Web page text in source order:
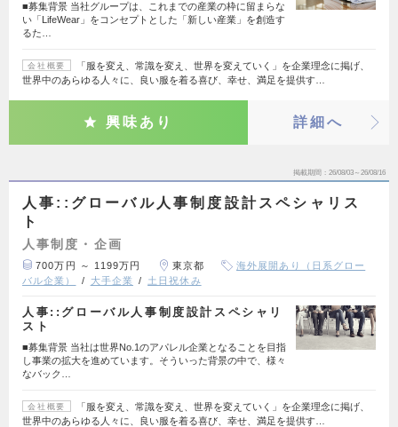
■募集背景 当社グループは、これまでの産業の枠に留まらな
い「LifeWear」をコンセプトとした「新しい産業」を創造す
るた…
会社概要
「服を変え、常識を変え、世界を変えていく」を企業理念に掲げ、
世界中のあらゆる人々に、良い服を着る喜び、幸せ、満足を提供す…
興味あり 詳細へ
掲載期間 26/08/03～26/08/16
人事::グローバル人事制度設計スペシャリス
ト
人事制度・企画
700万円 ～ 1199万円 東京都
海外展開あり（日系グロー
バル企業）
大手企業 土日祝休み
人事::グローバル人事制度設計スペシャリ
スト
■募集背景 当社は世界No.1のアパレル企業となることを目指
し事業の拡大を進めています。そういった背景の中で、様々
なバック…
会社概要
「服を変え、常識を変え、世界を変えていく」を企業理念に掲げ、
世界中のあらゆる人々に、良い服を着る喜び、幸せ、満足を提供す…